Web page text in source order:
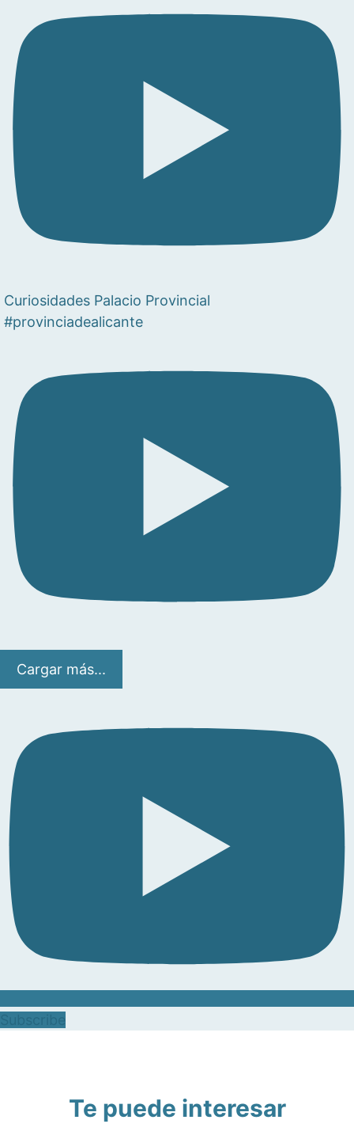
Curiosidades Palacio Provincial
#provinciadealicante
Cargar más...
Te puede interesar